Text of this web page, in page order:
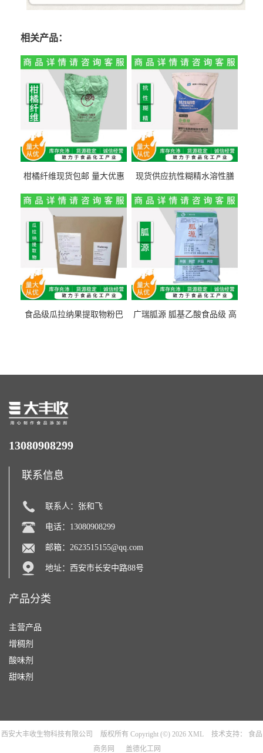
相关产品：
柑橘纤维现货包邮 量大优惠
现货供应抗性糊精水溶性膳
量1kg包邮
食品级瓜拉纳果提取物粉巴
广瑞胍源 胍基乙酸食品级 高
13080908299
联系信息
联系人：张和飞
电话：13080908299
邮箱： 2623515155@qq.com
地址：西安市长安中路88号
产品分类
主营产品
增稠剂
酸味剂
甜味剂
西安大丰收生物科技有限公司 版权所有 Copyright (©) 2026 XML 技术支持：
食品
商务网
盖德化工网